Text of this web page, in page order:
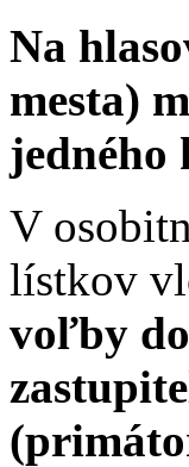
Na
mesta)
jedného
V
lístkov
voľby do